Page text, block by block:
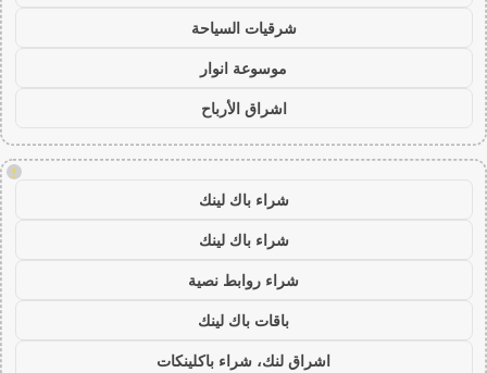
شرقيات السياحة
موسوعة انوار
اشراق الأرباح
!
شراء باك لينك
شراء باك لينك
شراء روابط نصية
باقات باك لينك
اشراق لنك، شراء باكلينكات